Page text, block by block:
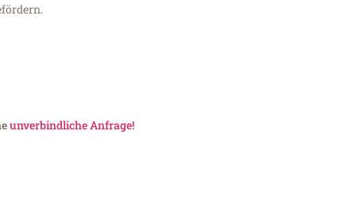
unverbindliche Anfrage!